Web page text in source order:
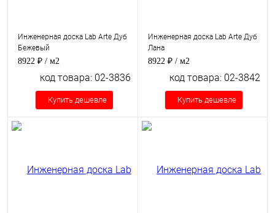
Инженерная доска Lab Arte Дуб
Бежевый
8922 ₽ / м2
код товара: 02-3836
Купить дешевле
Инженерная доска Lab Arte Дуб
Лана
8922 ₽ / м2
код товара: 02-3842
Купить дешевле